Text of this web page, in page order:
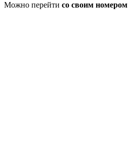
Можно перейти со своим номером